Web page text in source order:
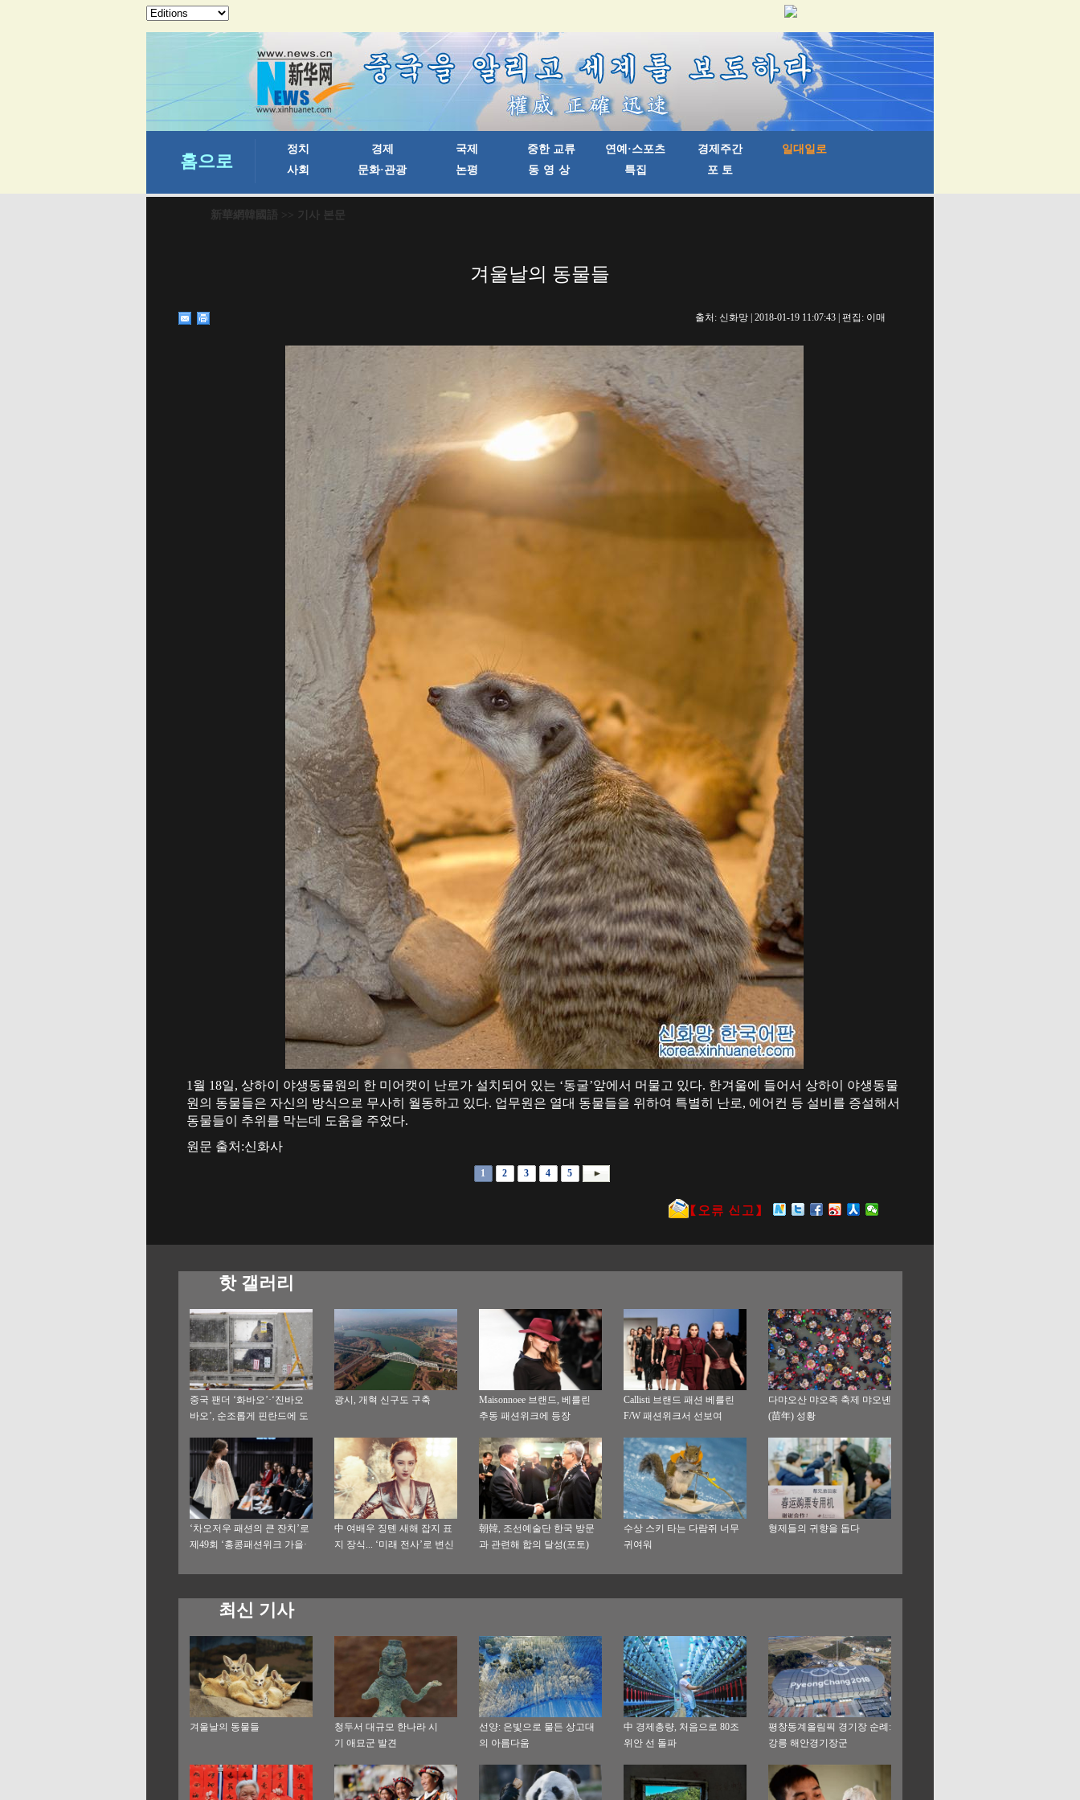
新華網韓國語 >> 기사 본문
겨울날의 동물들
출처: 신화망 | 2018-01-19 11:07:43 | 편집: 이매
1월 18일, 상하이 야생동물원의 한 미어캣이 난로가 설치되어 있는 ‘동굴’앞에서 머물고 있다. 한겨울에 들어서 상하이 야생동물
원의 동물들은 자신의 방식으로 무사히 월동하고 있다. 업무원은 열대 동물들을 위하여 특별히 난로, 에어컨 등 설비를 증설해서
동물들이 추위를 막는데 도움을 주었다.
원문 출처:신화사
1 2 3 4 5
핫 갤러리
중국 팬더 ‘화바오’·‘진바오
바오’, 순조롭게 핀란드에 도
광시, 개혁 신구도 구축
Maisonnoee 브랜드, 베를린
추동 패션위크에 등장
Callisti 브랜드 패션 베를린
F/W 패션위크서 선보여
다먀오산 먀오족 축제 먀오녠
(苗年) 성황
‘차오저우 패션의 큰 잔치’로
제49회 ‘홍콩패션위크 가을·
中 여배우 징톈 새해 잡지 표
지 장식... ‘미래 전사’로 변신
朝韓, 조선예술단 한국 방문
과 관련해 합의 달성(포토)
수상 스키 타는 다람쥐 너무
귀여워
형제들의 귀향을 돕다
최신 기사
겨울날의 동물들
청두서 대규모 한나라 시
기 애묘군 발견
선양: 은빛으로 물든 상고대
의 아름다움
中 경제총량, 처음으로 80조
위안 선 돌파
평창동계올림픽 경기장 순례:
강릉 해안경기장군